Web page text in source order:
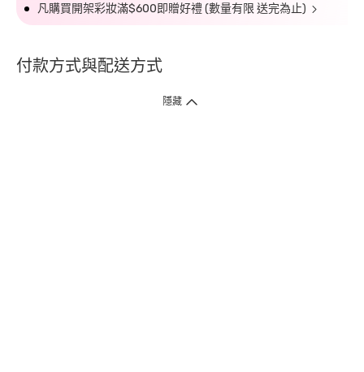
凡購買開架彩妝滿$600即贈好禮 (數量有限 送完為止)
付款方式與配送方式
隱藏